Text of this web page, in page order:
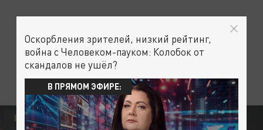
РУССКАЯ ЦЕРКОВЬ РОССИЯ ЦЕРКОВЬ
Оскорбления зрителей, низкий рейтинг,
война с Человеком-пауком: Колобок от
скандалов не ушёл?
В ПРЯМОМ ЭФИРЕ: